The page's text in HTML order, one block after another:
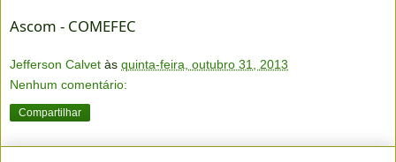
Ascom - COMEFEC
Jefferson Calvet às quinta-feira, outubro 31, 2013
Nenhum comentário:
Compartilhar